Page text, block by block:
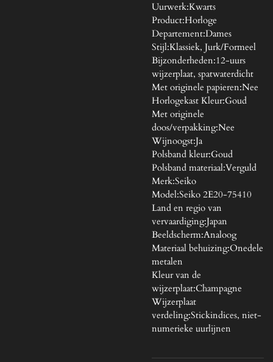
Uurwerk:Kwarts
Product:Horloge
Departement:Dames
Stijl:Klassiek, Jurk/Formeel
Bijzonderheden:12-uurs
wijzerplaat, spatwaterdicht
Met originele papieren:Nee
Horlogekast Kleur:Goud
Met originele
doos/verpakking:Nee
Wijnoogst:Ja
Polsband kleur:Goud
Polsband materiaal:Verguld
Merk:Seiko
Model:Seiko 2E20-75410
Land en regio van
vervaardiging:Japan
Beeldscherm:Analoog
Materiaal behuizing:Onedele
metalen
Kleur van de
wijzerplaat:Champagne
Wijzerplaat
verdeling:Stickindices, niet-
numerieke uurlijnen